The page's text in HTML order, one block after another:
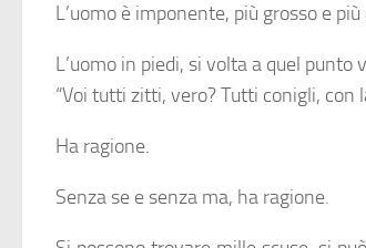
L’uomo è imponente, più grosso e
L’uomo in piedi, si volta a quel
“Voi tutti zitti, vero? Tutti conigli, con
Ha ragione.
Senza se e senza ma, ha ragione.